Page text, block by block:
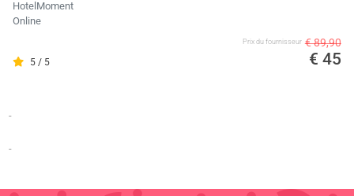
HotelMoment
Online
5 / 5
Prix ​​du fournisseur € 89,90
€ 45
-
-